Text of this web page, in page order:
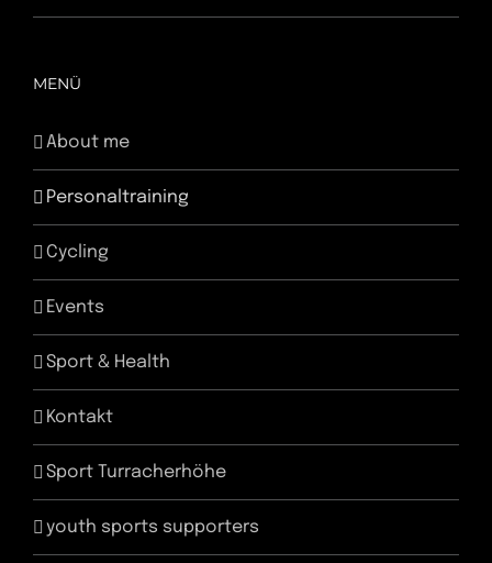
MENÜ
About me
Personaltraining
Cycling
Events
Sport & Health
Kontakt
Sport Turracherhöhe
youth sports supporters